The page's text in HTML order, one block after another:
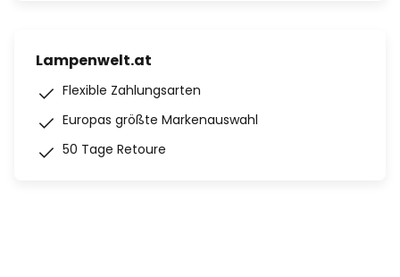
Lampenwelt.at
Flexible Zahlungsarten
Europas größte Markenauswahl
50 Tage Retoure